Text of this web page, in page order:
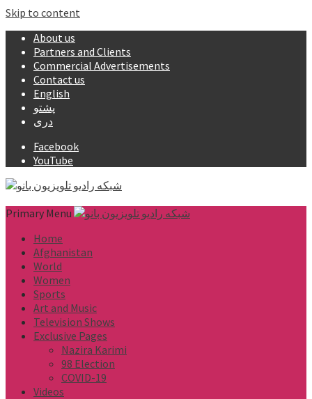
Skip to content
About us
Partners and Clients
Commercial Advertisements
Contact us
English
پشتو
دری
Facebook
YouTube
Primary Menu
Home
Afghanistan
World
Women
Sports
Art and Music
Television Shows
Exclusive Pages
Nazira Karimi
98 Election
COVID-19
Videos